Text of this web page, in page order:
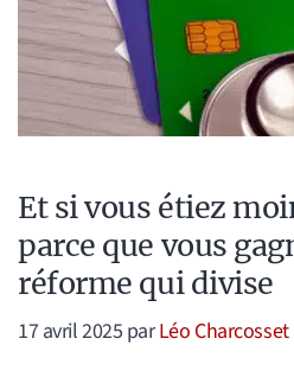
Et si vous étiez
parce que vous
réforme qui divise
17 avril 2025 parLéo Charcosset